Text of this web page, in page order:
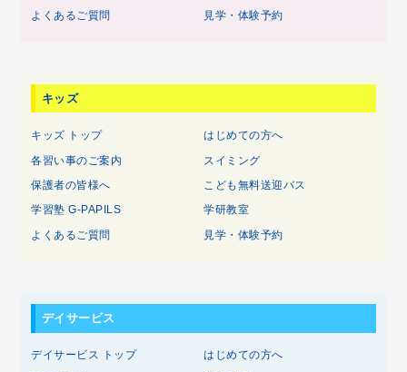
よくあるご質問 見学・体験予約
キッズ
キッズ トップ はじめての方へ
各習い事のご案内 スイミング
保護者の皆様へ こども無料送迎バス
学習塾 G-PAPILS 学研教室
よくあるご質問 見学・体験予約
デイサービス
デイサービス トップ はじめての方へ